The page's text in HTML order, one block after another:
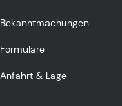
Bekanntmachungen
Formulare
Anfahrt & Lage